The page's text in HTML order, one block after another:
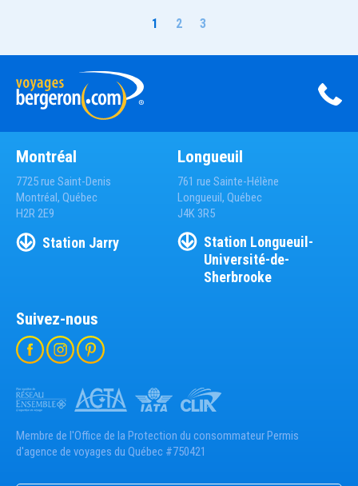
1 2 3
Montréal
7725 rue Saint-Denis
Montréal, Québec
H2R 2E9
Station Jarry
Longueuil
761 rue Sainte-Hélène
Longueuil, Québec
J4K 3R5
Station Longueuil-
Université-de-
Sherbrooke
Suivez-nous
Membre de l'Office de la Protection du consommateur Permis
d'agence de voyages du Québec #750421